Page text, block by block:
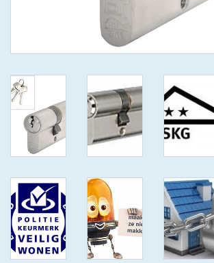
ANTIKERNTREK ZWART IN
IEDERE GEWENSTE MAAT MET
VEILIGE SLEUTELS SKG***
ISEO F 6 EXTRA S
ANTIKERNTREK IN IEDERE
GEWENSTE MAAT MET
ISEO F9 ANTIKERNTREK IN
IEDERE GEWENSTE MAAT MET
GEWONE SLEUTELS MET
CERTIFICAAT SKG***